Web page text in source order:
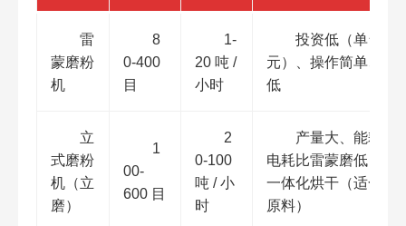
雷
蒙磨粉
机
8
0-400
目
1-
20 吨 /
小时
投资低（单台
元）、操作简单、维
低
立
式磨粉
机（立
磨）
1
00-
600 目
2
0-100
吨 / 小
时
产量大、能耗低
电耗比雷蒙磨低 20%
一体化烘干（适合高
原料）